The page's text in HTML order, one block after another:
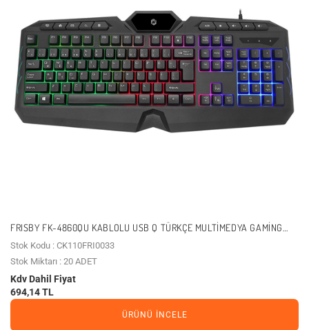
FRISBY FK-4860QU KABLOLU USB Q TÜRKÇE MULTIMEDYA GAMING
KLAVYE
Stok Kodu : CK110FRI0033
Stok Miktarı : 20 ADET
Kdv Dahil Fiyat
694,14 TL
ÜRÜNÜ İNCELE